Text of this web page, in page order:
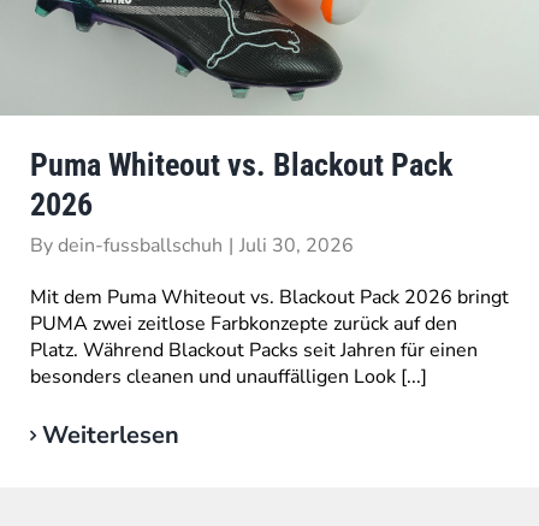
Puma Whiteout vs. Blackout Pack
2026
Bydein-fussballschuh | Juli 30, 2026
Mit dem Puma Whiteout vs. Blackout Pack 2026 bringt
PUMA zwei zeitlose Farbkonzepte zurück auf den
Platz. Während Blackout Packs seit Jahren für einen
besonders cleanen und unauffälligen Look [...]
Weiterlesen